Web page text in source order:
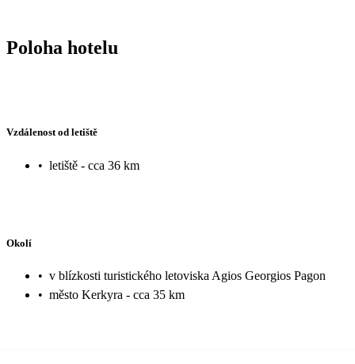
Poloha hotelu
Vzdálenost od letiště
• letiště - cca 36 km
Okolí
• v blízkosti turistického letoviska Agios Georgios Pagon
• město Kerkyra - cca 35 km